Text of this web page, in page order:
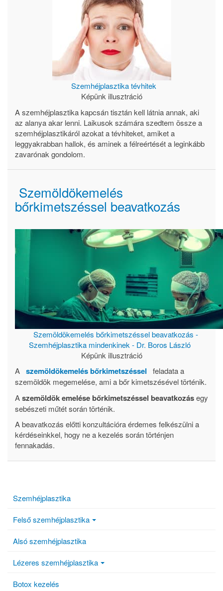
Szemhéjplasztika tévhitek
Képünk illusztráció
A szemhéjplasztika kapcsán tisztán kell látnia annak, aki
az alanya akar lenni. Laikusok számára szedtem össze a
szemhéjplasztikáról azokat a tévhiteket, amiket a
leggyakrabban hallok, és aminek a félreértését a leginkább
zavarónak gondolom.
Szemöldökemelés
bőrkimetszéssel beavatkozás
Szemöldökemelés bőrkimetszéssel beavatkozás -
Szemhéjplasztika mindenkinek - Dr. Boros László
Képünk illusztráció
A szemöldökemelés bőrkimetszéssel
feladata a
szemöldök megemelése, ami a bőr kimetszésével történik.
Aszemöldök emelése bőrkimetszéssel beavatkozásegy
sebészeti műtét során történik.
A beavatkozás előtti konzultációra érdemes felkészülni a
kérdéseinkkel, hogy ne a kezelés során történjen
fennakadás.
Szemhéjplasztika
Felső szemhéjplasztika
Alsó szemhéjplasztika
Lézeres szemhéjplasztika
Botox kezelés